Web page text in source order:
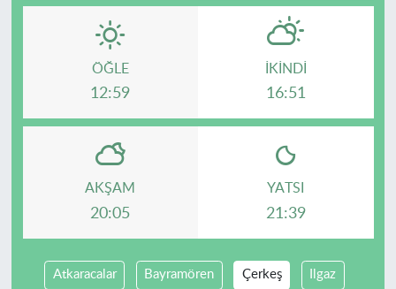
ÖĞLE
12:59
İKINDI
16:51
AKŞAM
20:05
YATSI
21:39
Atkaracalar Bayramören Çerkeş Ilgaz